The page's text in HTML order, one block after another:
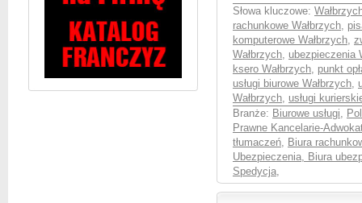
Słowa kluczowe:
rachunkowe Wałbrzych,
komputerowe Wałbrzych,
Wałbrzych, ubezpieczenia
ksero Wałbrzych, punkt
usługi biurowe Wałbrzych,
Wałbrzych, usługi
Branże: Biurowe usługi,
Prawne Kancelarie-
tłumaczeń, Biura
Ubezpieczenia, Biura
Spedycja,